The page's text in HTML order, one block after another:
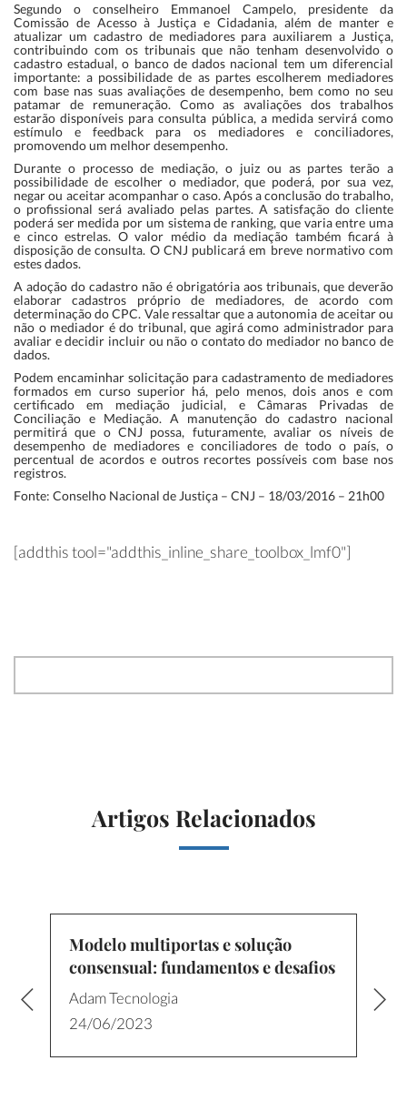
Segundo o conselheiro Emmanoel Campelo, presidente da
Comissão de Acesso à Justiça e Cidadania, além de manter e
atualizar um cadastro de mediadores para auxiliarem a Justiça,
contribuindo com os tribunais que não tenham desenvolvido o
cadastro estadual, o banco de dados nacional tem um diferencial
importante: a possibilidade de as partes escolherem mediadores
com base nas suas avaliações de desempenho, bem como no seu
patamar de remuneração. Como as avaliações dos trabalhos
estarão disponíveis para consulta pública, a medida servirá como
estímulo e feedback para os mediadores e conciliadores,
promovendo um melhor desempenho.
Durante o processo de mediação, o juiz ou as partes terão a
possibilidade de escolher o mediador, que poderá, por sua vez,
negar ou aceitar acompanhar o caso. Após a conclusão do trabalho,
o profissional será avaliado pelas partes. A satisfação do cliente
poderá ser medida por um sistema de ranking, que varia entre uma
e cinco estrelas. O valor médio da mediação também ficará à
disposição de consulta. O CNJ publicará em breve normativo com
estes dados.
A adoção do cadastro não é obrigatória aos tribunais, que deverão
elaborar cadastros próprio de mediadores, de acordo com
determinação do CPC. Vale ressaltar que a autonomia de aceitar ou
não o mediador é do tribunal, que agirá como administrador para
avaliar e decidir incluir ou não o contato do mediador no banco de
dados.
Podem encaminhar solicitação para cadastramento de mediadores
formados em curso superior há, pelo menos, dois anos e com
certificado em mediação judicial, e Câmaras Privadas de
Conciliação e Mediação. A manutenção do cadastro nacional
permitirá que o CNJ possa, futuramente, avaliar os níveis de
desempenho de mediadores e conciliadores de todo o país, o
percentual de acordos e outros recortes possíveis com base nos
registros.
Fonte: Conselho Nacional de Justiça – CNJ – 18/03/2016 – 21h00
[addthis tool="addthis_inline_share_toolbox_lmf0"]
Artigos Relacionados
Modelo multiportas e solução
consensual: fundamentos e desafios
Adam Tecnologia
24/06/2023